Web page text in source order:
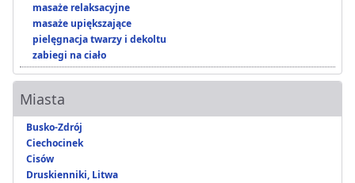
masaże relaksacyjne
masaże upiększające
pielęgnacja twarzy i dekoltu
zabiegi na ciało
Miasta
Busko-Zdrój
Ciechocinek
Cisów
Druskienniki, Litwa